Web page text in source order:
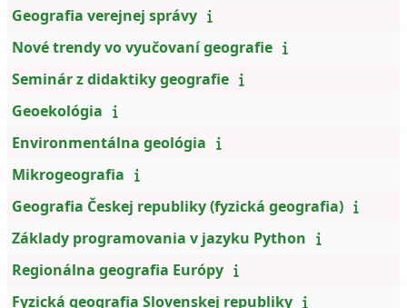
Geografia verejnej správy
Nové trendy vo vyučovaní geografie
Seminár z didaktiky geografie
Geoekológia
Environmentálna geológia
Mikrogeografia
Geografia Českej republiky (fyzická geografia)
Základy programovania v jazyku Python
Regionálna geografia Európy
Fyzická geografia Slovenskej republiky